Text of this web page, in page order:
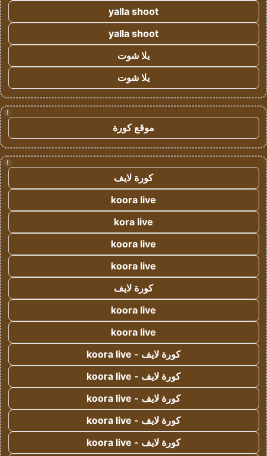
yalla shoot
yalla shoot
يلا شوت
يلا شوت
!
موقع كورة
!
كورة لايف
koora live
kora live
koora live
koora live
كورة لايف
koora live
koora live
كورة لايف - koora live
كورة لايف - koora live
كورة لايف - koora live
كورة لايف - koora live
كورة لايف - koora live